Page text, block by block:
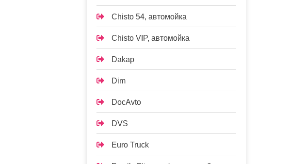
Chisto 54, автомойка
Chisto VIP, автомойка
Dakap
Dim
DocAvto
DVS
Euro Truck